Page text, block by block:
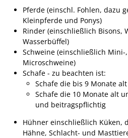
Bauhof
Friedhof
Pferde (einschl. Fohlen, dazu
Kleinpferde und Ponys)
Rinder (einschließlich Bisons,
Wasserbüffel)
Schweine (einschließlich Mini-
Microschweine)
Schafe - zu beachten ist:
Schafe die bis 9 Monate
Schafe die 10 Monate alt
und beitragspflichtig
Hühner einschließlich Küken,
Hähne, Schlacht- und